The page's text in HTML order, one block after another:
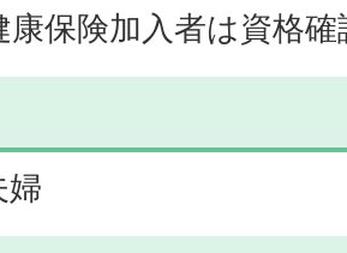
康保険加入者は資格確
婦